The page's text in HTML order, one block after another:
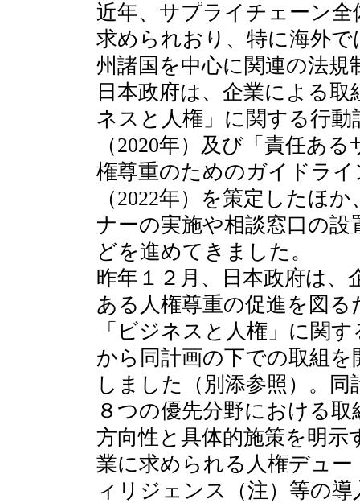
近年、サプライチェーン
求められおり、特に海外で
州諸国を中心に関連の法
日本政府は、企業による
ネスと人権」に関する行動
（2020年）及び「責任あ
権尊重のためのガイドライ
（2022年）を策定したほ
ナーの実施や相談窓口の設
どを進めてきました。
昨年１２月、日本政府は
ある人権尊重の促進を図る
「ビジネスと人権」に関
から同計画の下での取組を
しました（別添参照）。
８つの優先分野における取
方向性と具体的施策を明
業に求められる人権デュー
ィリジェンス（注）等の